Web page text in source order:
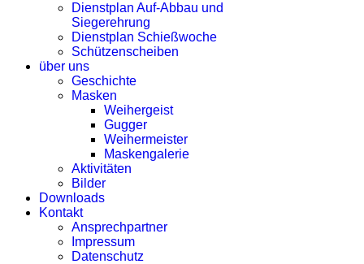
Dienstplan Auf-Abbau und
Siegerehrung
Dienstplan Schießwoche
Schützenscheiben
über uns
Geschichte
Masken
Weihergeist
Gugger
Weihermeister
Maskengalerie
Aktivitäten
Bilder
Downloads
Kontakt
Ansprechpartner
Impressum
Datenschutz